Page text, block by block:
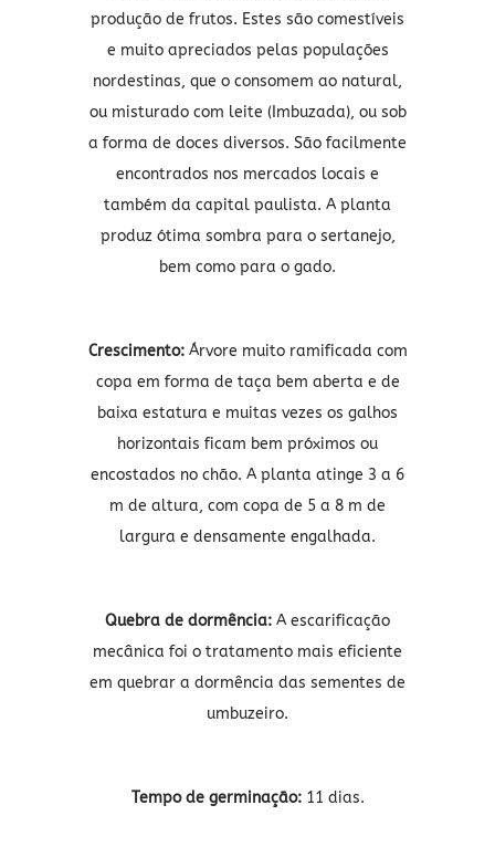
produção de frutos. Estes são comestíveis
e muito apreciados pelas populações
nordestinas, que o consomem ao natural,
ou misturado com leite (Imbuzada), ou sob
a forma de doces diversos. São facilmente
encontrados nos mercados locais e
também da capital paulista. A planta
produz ótima sombra para o sertanejo,
bem como para o gado.
Crescimento: Árvore muito ramificada com
copa em forma de taça bem aberta e de
baixa estatura e muitas vezes os galhos
horizontais ficam bem próximos ou
encostados no chão. A planta atinge 3 a 6
m de altura, com copa de 5 a 8 m de
largura e densamente engalhada.
Quebra de dormência: A escarificação
mecânica foi o tratamento mais eficiente
em quebrar a dormência das sementes de
umbuzeiro.
Tempo de germinação:11 dias.